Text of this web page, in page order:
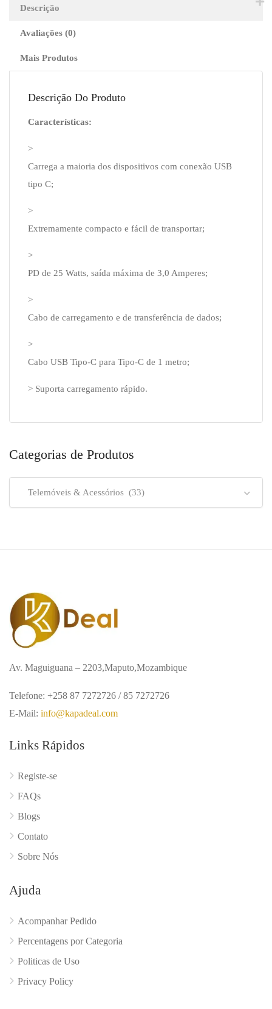
Descrição
Avaliações (0)
Mais Produtos
Descrição Do Produto
Características:
>
Carrega a maioria dos dispositivos com conexão USB
tipo C;
>
Extremamente compacto e fácil de transportar;
>
PD de 25 Watts, saída máxima de 3,0 Amperes;
>
Cabo de carregamento e de transferência de dados;
>
Cabo USB Tipo-C para Tipo-C de 1 metro;
> Suporta carregamento rápido.
Categorias de Produtos
Telemóveis & Acessórios (33)
Av. Maguiguana – 2203,Maputo,Mozambique
Telefone: +258 87 7272726 / 85 7272726
E-Mail: info@kapadeal.com
Links Rápidos
Registe-se
FAQs
Blogs
Contato
Sobre Nós
Ajuda
Acompanhar Pedido
Percentagens por Categoria
Politicas de Uso
Privacy Policy